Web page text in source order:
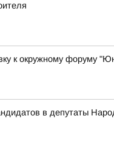
к окружному форуму
в депутаты